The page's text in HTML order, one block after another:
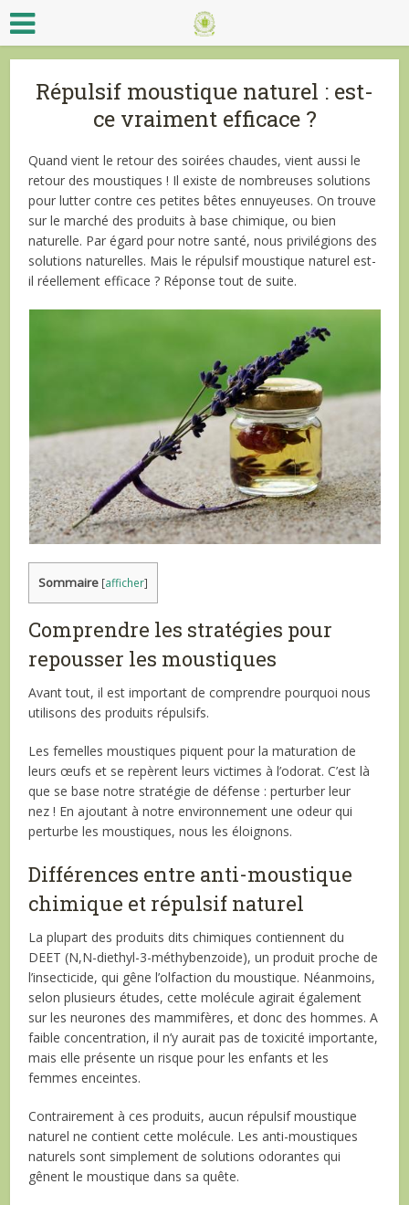
Répulsif moustique naturel : est-
ce vraiment efficace ?
Quand vient le retour des soirées chaudes, vient aussi le
retour des moustiques ! Il existe de nombreuses solutions
pour lutter contre ces petites bêtes ennuyeuses. On trouve
sur le marché des produits à base chimique, ou bien
naturelle. Par égard pour notre santé, nous privilégions des
solutions naturelles. Mais le répulsif moustique naturel est-
il réellement efficace ? Réponse tout de suite.
Sommaire [afficher]
Comprendre les stratégies pour
repousser les moustiques
Avant tout, il est important de comprendre pourquoi nous
utilisons des produits répulsifs.
Les femelles moustiques piquent pour la maturation de
leurs œufs et se repèrent leurs victimes à l’odorat. C’est là
que se base notre stratégie de défense : perturber leur
nez ! En ajoutant à notre environnement une odeur qui
perturbe les moustiques, nous les éloignons.
Différences entre anti-moustique
chimique et répulsif naturel
La plupart des produits dits chimiques contiennent du
DEET (N,N-diethyl-3-méthybenzoide), un produit proche de
l’insecticide, qui gêne l’olfaction du moustique. Néanmoins,
selon plusieurs études, cette molécule agirait également
sur les neurones des mammifères, et donc des hommes. A
faible concentration, il n’y aurait pas de toxicité importante,
mais elle présente un risque pour les enfants et les
femmes enceintes.
Contrairement à ces produits, aucun répulsif moustique
naturel ne contient cette molécule. Les anti-moustiques
naturels sont simplement de solutions odorantes qui
gênent le moustique dans sa quête.